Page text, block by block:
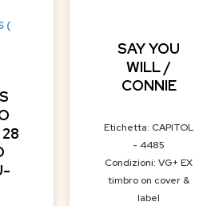
(
SAY YOU
WILL /
CONNIE
Etichetta: CAPITOL
- 4485
Condizioni: VG+ EX
timbro on cover &
label